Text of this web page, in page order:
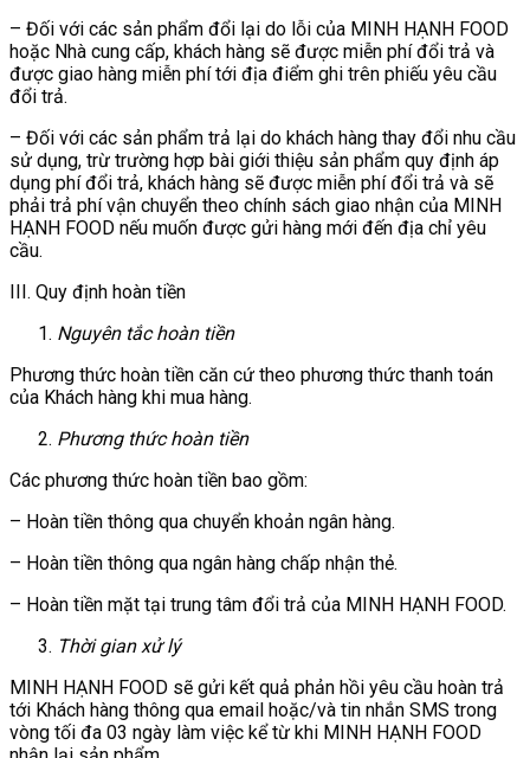
– Đối với các sản phẩm đổi lại do lỗi của MINH HẠNH FOOD
hoặc Nhà cung cấp, khách hàng sẽ được miễn phí đổi trả và
được giao hàng miễn phí tới địa điểm ghi trên phiếu yêu cầu
đổi trả.
– Đối với các sản phẩm trả lại do khách hàng thay đổi nhu cầu
sử dụng, trừ trường hợp bài giới thiệu sản phẩm quy định áp
dụng phí đổi trả, khách hàng sẽ được miễn phí đổi trả và sẽ
phải trả phí vận chuyển theo chính sách giao nhận của MINH
HẠNH FOOD nếu muốn được gửi hàng mới đến địa chỉ yêu
cầu.
III. Quy định hoàn tiền
Nguyên tắc hoàn tiền
Phương thức hoàn tiền căn cứ theo phương thức thanh toán
của Khách hàng khi mua hàng.
Phương thức hoàn tiền
Các phương thức hoàn tiền bao gồm:
– Hoàn tiền thông qua chuyển khoản ngân hàng.
– Hoàn tiền thông qua ngân hàng chấp nhận thẻ.
– Hoàn tiền mặt tại trung tâm đổi trả của MINH HẠNH FOOD.
Thời gian xử lý
MINH HẠNH FOOD sẽ gửi kết quả phản hồi yêu cầu hoàn trả
tới Khách hàng thông qua email hoặc/và tin nhắn SMS trong
vòng tối đa 03 ngày làm việc kể từ khi MINH HẠNH FOOD